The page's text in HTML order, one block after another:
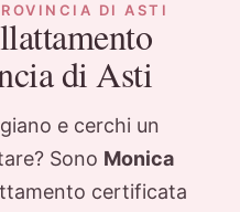
DI ASTI
di Asti
e cerchi un
Sono Monica
certificata